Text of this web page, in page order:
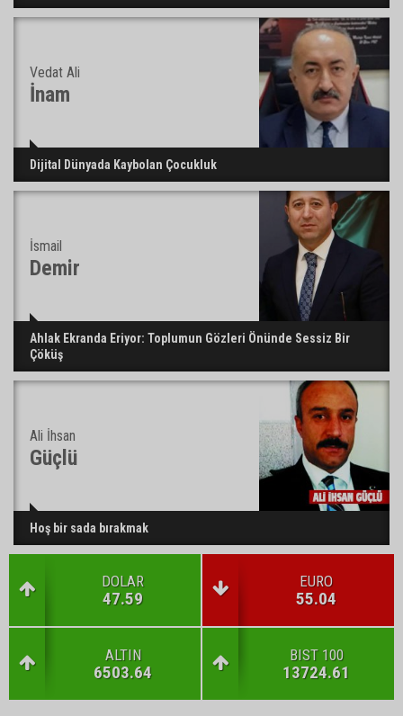
Vedat Ali
İnam
Dijital Dünyada Kaybolan Çocukluk
İsmail
Demir
Ahlak Ekranda Eriyor: Toplumun Gözleri Önünde Sessiz Bir
Çöküş
Ali İhsan
Güçlü
Hoş bir sada bırakmak
DOLAR
47.59
EURO
55.04
ALTIN
6503.64
BIST 100
13724.61